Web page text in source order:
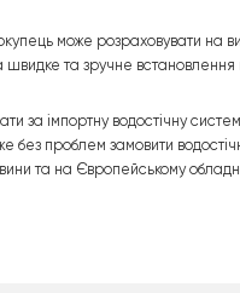
може розраховувати на
та зручне встановлення
за імпортну водостічну
без проблем замовити
та на Європейському